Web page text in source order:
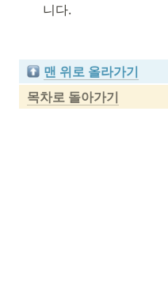
니다.
맨 위로 올라가기
목차로 돌아가기